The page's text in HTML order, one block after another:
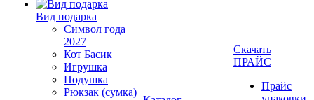
Вид подарка
Символ года
2027
Кот Басик
Игрушка
Подушка
Рюкзак (сумка)
Скачать
ПРАЙС
Прайс